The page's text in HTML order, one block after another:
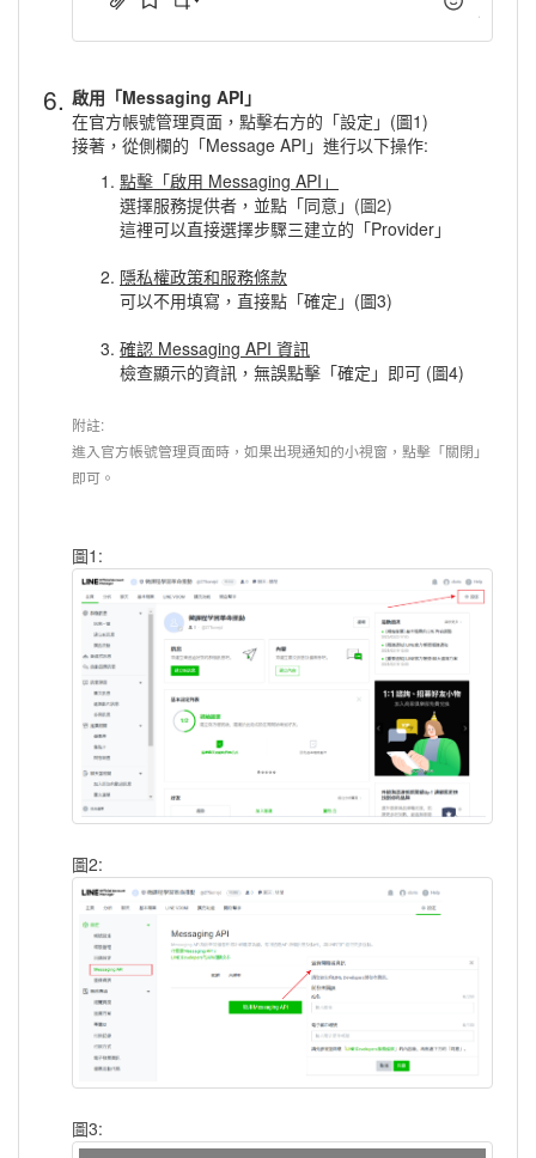
6. 啟用「Messaging API」
在官方帳號管理頁面，點擊右方的「設定」(圖1)
接著，從側欄的「Message API」進行以下操作:
點擊「啟用 Messaging API」
選擇服務提供者，並點「同意」 (圖2)
這裡可以直接選擇步驟三建立的「Provider」
隱私權政策和服務條款
可以不用填寫，直接點「確定」(圖3)
確認 Messaging API 資訊
檢查顯示的資訊，無誤點擊「確定」即可 (圖4)
附註:
進入官方帳號管理頁面時，如果出現通知的小視窗，點擊「關閉」
即可。
圖1:
圖2:
圖3: